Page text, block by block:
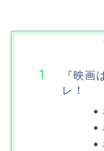
『映
レ！